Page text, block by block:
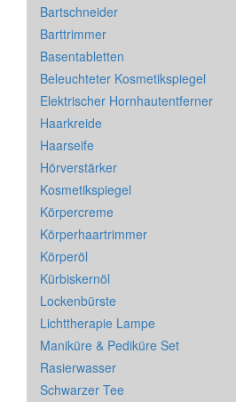
Bartschneider
Barttrimmer
Basentabletten
Beleuchteter Kosmetikspiegel
Elektrischer Hornhautentferner
Haarkreide
Haarseife
Hörverstärker
Kosmetikspiegel
Körpercreme
Körperhaartrimmer
Körperöl
Kürbiskernöl
Lockenbürste
Lichttherapie Lampe
Maniküre & Pediküre Set
Rasierwasser
Schwarzer Tee